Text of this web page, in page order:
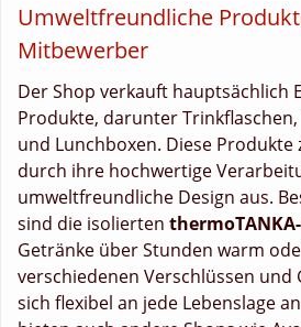
Umweltfreundliche
Mitbewerber
Der Shop verkauft hauptsächlich
Produkte, darunter
und Lunchboxen. Diese Produkte
durch ihre hochwertige
umweltfreundliche Design aus.
sind die isolierten
Getränke über Stunden warm
verschiedenen Verschlüssen und
sich flexibel an jede Lebenslage